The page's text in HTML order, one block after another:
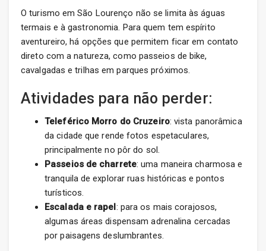
O turismo em São Lourenço não se limita às águas
termais e à gastronomia. Para quem tem espírito
aventureiro, há opções que permitem ficar em contato
direto com a natureza, como passeios de bike,
cavalgadas e trilhas em parques próximos.
Atividades para não perder:
Teleférico Morro do Cruzeiro: vista panorâmica
da cidade que rende fotos espetaculares,
principalmente no pôr do sol.
Passeios de charrete: uma maneira charmosa e
tranquila de explorar ruas históricas e pontos
turísticos.
Escalada e rapel: para os mais corajosos,
algumas áreas dispensam adrenalina cercadas
por paisagens deslumbrantes.